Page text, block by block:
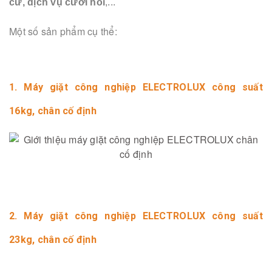
cư, dịch vụ cưới hỏi,...
Một số sản phẩm cụ thể:
1. Máy giặt công nghiệp ELECTROLUX công suất
16kg, chân cố định
2. Máy giặt công nghiệp ELECTROLUX công suất
23kg, chân cố định